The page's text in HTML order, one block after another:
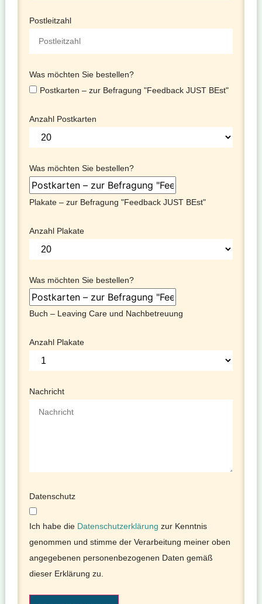
Postleitzahl
Was möchten Sie bestellen?
Postkarten – zur Befragung "Feedback JUST BEst"
Anzahl Postkarten
Was möchten Sie bestellen?
Plakate – zur Befragung "Feedback JUST BEst"
Anzahl Plakate
Was möchten Sie bestellen?
Buch – Leaving Care und Nachbetreuung
Anzahl Plakate
Nachricht
Datenschutz
Ich habe die Datenschutzerklärung zur Kenntnis
genommen und stimme der Verarbeitung meiner oben
angegebenen personenbezogenen Daten gemäß
dieser Erklärung zu.